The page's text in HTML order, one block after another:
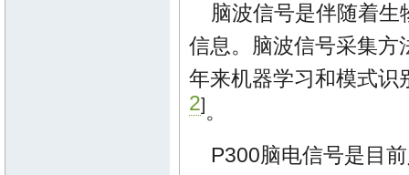
脑波信号是伴随着
信息。脑波信号采集方
年来机器学习和模式识
2]。
P300脑电信号是目